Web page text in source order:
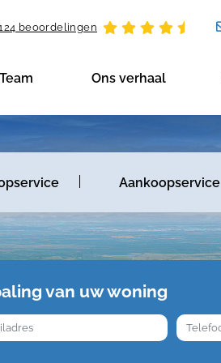
beoordelingen
Team Ons verhaal
Aankoopservice
van uw woning